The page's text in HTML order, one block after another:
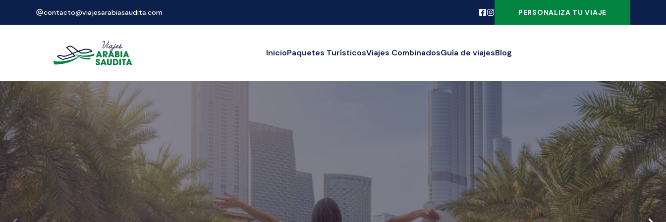
contacto@viajesarabiasaudita.com PERSONALIZA TU VIAJE
InicioPaquetes TurísticosViajes CombinadosGuía de viajesBlog